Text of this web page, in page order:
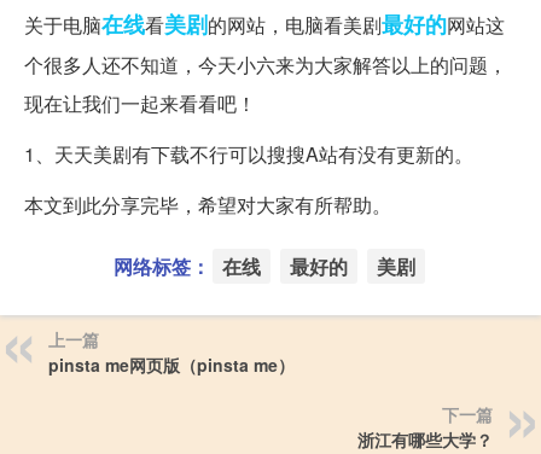
关于电脑在线看美剧的网站，电脑看美剧最好的网站这
个很多人还不知道，今天小六来为大家解答以上的问题，
现在让我们一起来看看吧！
1、天天美剧有下载不行可以搜搜A站有没有更新的。
本文到此分享完毕，希望对大家有所帮助。
网络标签： 在线 最好的 美剧
上一篇
pinsta me网页版（pinsta me）
下一篇
浙江有哪些大学？